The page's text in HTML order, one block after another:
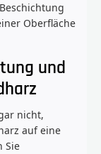
Oberfläche
und
nicht,
auf eine
Sie